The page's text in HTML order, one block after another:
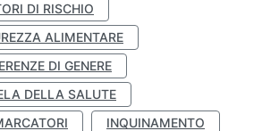
DI RISCHIO
ALIMENTARE
DI GENERE
DELLA SALUTE
INQUINAMENTO